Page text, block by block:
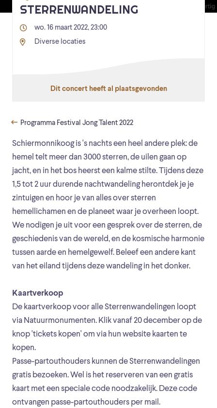
Schiermonnikoog is 's nachts een heel andere plek: de
hemel telt meer dan 3000 sterren, de uilen gaan op
jacht, en in het bos heerst een kalme stilte. Tijdens deze
1,5 tot 2 uur durende nachtwandeling herontdek je je
zintuigen en hoor je van alles over sterren
hemellichamen en de planeet waar je overheen loopt.
We nodigen je uit voor een gesprek over de sterren, de
geschiedenis van de wereld, en de kosmische harmonie
tussen aarde en hemelgewelf. Beleef een andere kant
van het eiland tijdens deze wandeling in het donker.
Kaartverkoop
De kaartverkoop voor alle Sterrenwandelingen loopt
via Natuurmonumenten. Klik vanaf 20 december op de
knop 'tickets kopen' om via hun website kaarten te
kopen.
Passe-partouthouders kunnen de Sterrenwandelingen
gratis bezoeken. Wel is het reserveren van een gratis
kaart met een speciale code noodzakelijk. Deze code
ontvangen passe-partouthouders per mail.
STERRENWANDELING
wo. 16 maart 2022, 23:00
Diverse locaties
Dit concert heeft al plaatsgevonden
Programma Festival Jong Talent 2022